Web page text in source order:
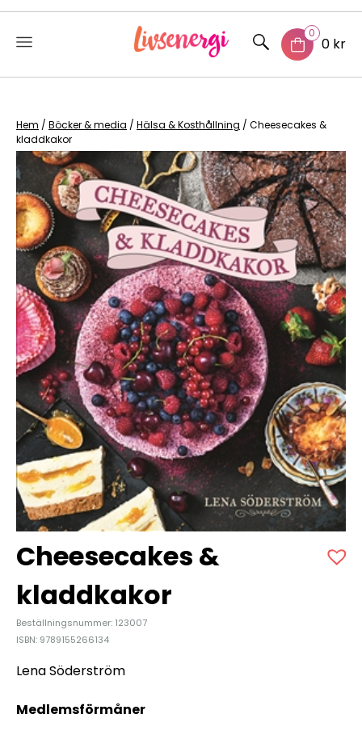
content
0
0 kr
Hem / Böcker & media / Hälsa & Kosthållning / Cheesecakes &
kladdkakor
Cheesecakes &
kladdkakor
Beställningsnummer: 123007
ISBN: 9789155266134
Lena Söderström
Medlemsförmåner